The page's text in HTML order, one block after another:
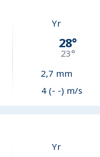
Yr
28°
23°
2,7 mm
4 (- -) m/s
Yr